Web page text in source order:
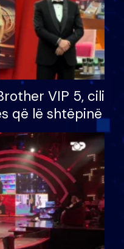
VIP 5, cili
që lë shtëpinë